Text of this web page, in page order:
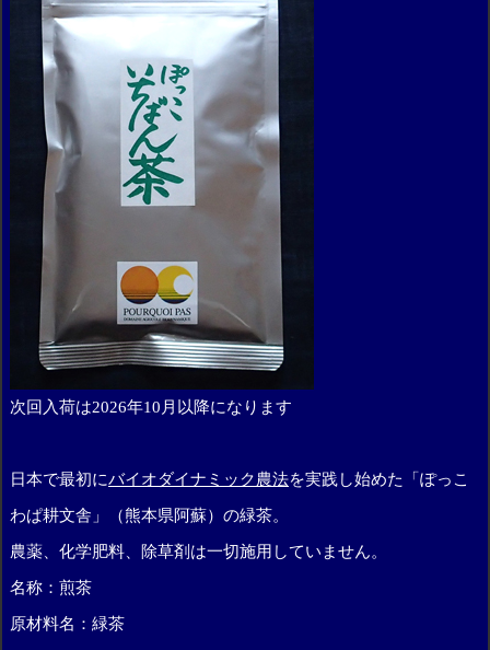
次回入荷は2026年10月以降になります
日本で最初にバイオダイナミック農法を実践し始めた「ぽっこ
わぱ耕文舎」（熊本県阿蘇）の緑茶。
農薬、化学肥料、除草剤は一切施用していません。
名称：煎茶
原材料名：緑茶